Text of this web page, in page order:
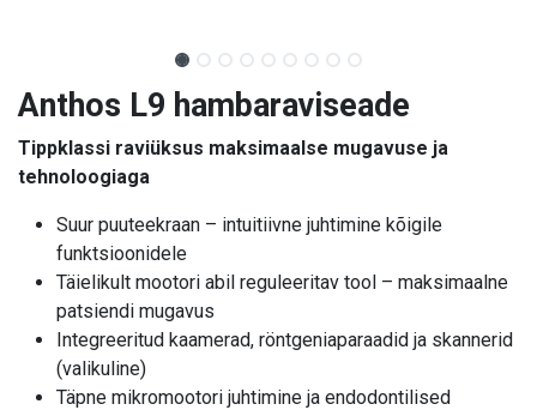
Anthos L9 hambaraviseade
Tippklassi raviüksus maksimaalse mugavuse ja
tehnoloogiaga
Suur puuteekraan – intuitiivne juhtimine kõigile
funktsioonidele
Täielikult mootori abil reguleeritav tool – maksimaalne
patsiendi mugavus
Integreeritud kaamerad, röntgeniaparaadid ja skannerid
(valikuline)
Täpne mikromootori juhtimine ja endodontilised